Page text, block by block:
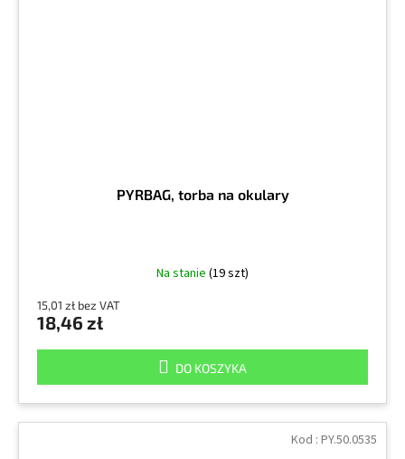
PYRBAG, torba na okulary
Na stanie (19 szt)
15,01 zł bez VAT
18,46 zł
DO KOSZYKA
Kod : PY.50.0535